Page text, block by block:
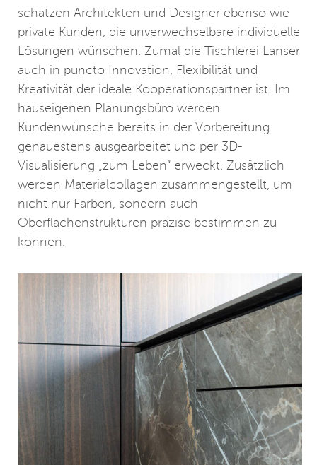
schätzen Architekten und Designer ebenso wie
private Kunden, die unverwechselbare individuelle
Lösungen wünschen. Zumal die Tischlerei Lanser
auch in puncto Innovation, Flexibilität und
Kreativität der ideale Kooperationspartner ist. Im
hauseigenen Planungsbüro werden
Kundenwünsche bereits in der Vorbereitung
genauestens ausgearbeitet und per 3D-
Visualisierung „zum Leben“ erweckt. Zusätzlich
werden Materialcollagen zusammengestellt, um
nicht nur Farben, sondern auch
Oberflächenstrukturen präzise bestimmen zu
können.